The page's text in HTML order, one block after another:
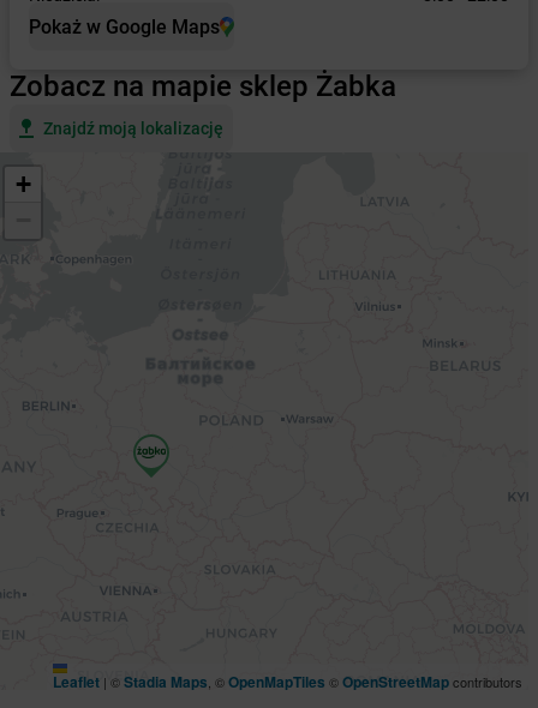
Pokaż w Google Maps
Zobacz na mapie sklep Żabka
Znajdź moją lokalizację
+
Leaflet | ©Stadia Maps , ©OpenMapTiles ©OpenStreetMapcontributors